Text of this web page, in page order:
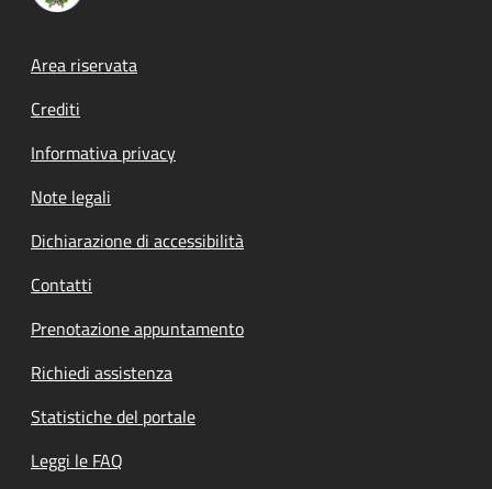
Footer menu
Area riservata
Crediti
Informativa privacy
Note legali
Dichiarazione di accessibilità
Contatti
Prenotazione appuntamento
Richiedi assistenza
Statistiche del portale
Leggi le FAQ